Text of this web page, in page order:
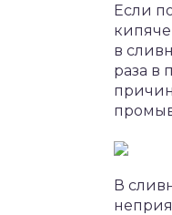
Если
в
раза в
В